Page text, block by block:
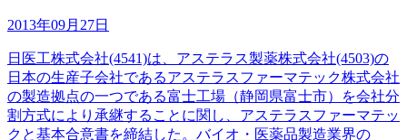
2013年09月27日
日医工株式会社(4541)は、アステラス製薬株式会社(4503)の
日本の生産子会社であるアステラスファーマテック株式会社
の製造拠点の一つである富士工場（静岡県富士市）を会社分
割方式により承継することに関し、アステラスファーマテッ
クと基本合意書を締結した。バイオ・医薬品製造業界の